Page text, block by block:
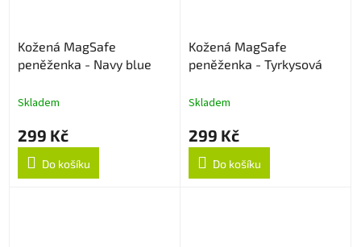
Kožená MagSafe
peněženka - Navy blue
Skladem
299 Kč
Do košíku
Kožená MagSafe
peněženka - Tyrkysová
Skladem
299 Kč
Do košíku